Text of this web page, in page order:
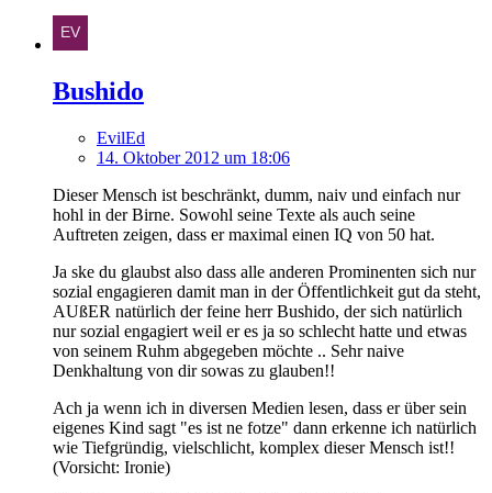
Bushido
EvilEd
14. Oktober 2012 um 18:06
Dieser Mensch ist beschränkt, dumm, naiv und einfach nur
hohl in der Birne. Sowohl seine Texte als auch seine
Auftreten zeigen, dass er maximal einen IQ von 50 hat.
Ja ske du glaubst also dass alle anderen Prominenten sich nur
sozial engagieren damit man in der Öffentlichkeit gut da steht,
AUßER natürlich der feine herr Bushido, der sich natürlich
nur sozial engagiert weil er es ja so schlecht hatte und etwas
von seinem Ruhm abgegeben möchte .. Sehr naive
Denkhaltung von dir sowas zu glauben!!
Ach ja wenn ich in diversen Medien lesen, dass er über sein
eigenes Kind sagt "es ist ne fotze" dann erkenne ich natürlich
wie Tiefgründig, vielschlicht, komplex dieser Mensch ist!!
(Vorsicht: Ironie)